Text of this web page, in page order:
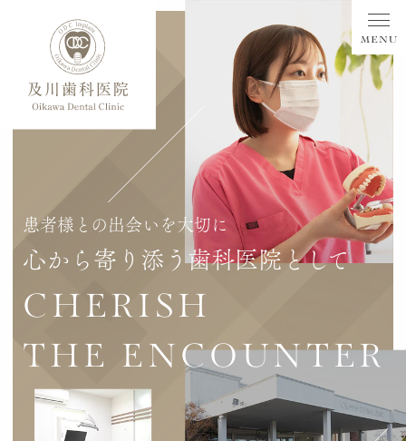
患者様との出会いを大切に
心から寄り添う歯科医院として
CHERISH
THE ENCOUNTER